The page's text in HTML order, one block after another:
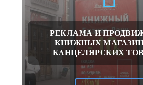
РЕКЛАМА И
КНИЖНЫХ
КАНЦЕЛЯРСКИХ